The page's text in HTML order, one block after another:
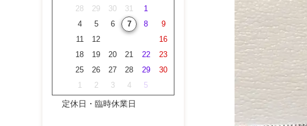
28 29 30 31 1
4 5 6 7 8
9
11 12
16
18 19 20 21 22
23
25 26 27 28 29
30
1 2 3 4 5
定休日・臨時休業日